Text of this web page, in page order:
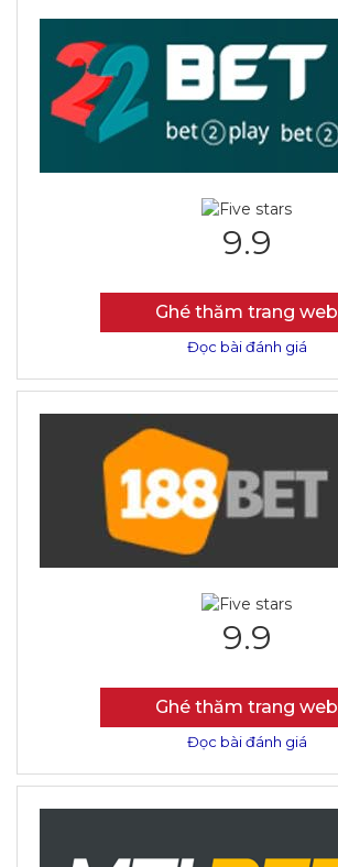
9.9
Ghé thăm trang web
Đọc bài đánh giá
9.9
Ghé thăm trang web
Đọc bài đánh giá